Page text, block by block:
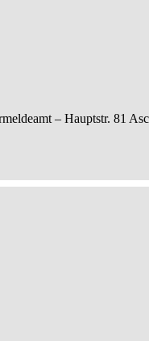
– Hauptstr. 81